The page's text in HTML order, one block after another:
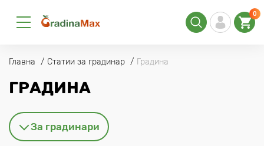
0
Главна Статии за градинар Градина
ГРАДИНА
За градинари